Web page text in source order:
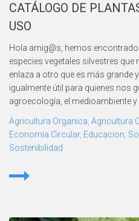
CATÁLOGO DE
USO
Hola amig@s, hemos
especies vegetales silvestres que
enlaza a otro que es más grande
igualmente útil para quienes nos
agroecología, el medioambiente y
Agricultura Organica Agricultura
Economia Circular, Educacion
Sostenibilidad